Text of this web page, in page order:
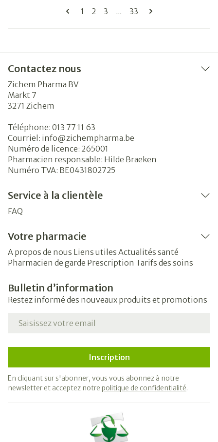
Pages
Vous lisez actuellement la page
1 Page
2 Page
3 ... Page
33
Contactez nous
Zichem Pharma BV
Markt 7
3271 Zichem
Téléphone: 013 77 11 63
Courriel: info@zichempharma.be
Numéro de licence: 265001
Pharmacien responsable: Hilde Braeken
Numéro TVA: BE0431802725
Service à la clientèle
FAQ
Votre pharmacie
A propos de nous Liens utiles Actualités santé
Pharmacien de garde Prescription Tarifs des soins
Bulletin d’information
Restez informé des nouveaux produits et promotions
Adresse mail
Inscription
En cliquant sur s'abonner, vous vous abonnez à notre
newsletter et acceptez notre politique de confidentialité.